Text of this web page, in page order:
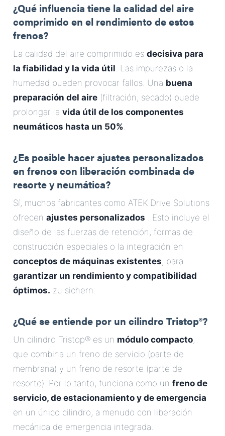
¿Qué influencia tiene la calidad del aire
comprimido en el rendimiento de estos
frenos?
La calidad del aire comprimido es decisiva para
la fiabilidad y la vida útil. Las impurezas o la
humedad pueden provocar fallos. Una buena
preparación del aire (filtración, secado) puede
prolongar la vida útil de los componentes
neumáticos hasta un 50%.
¿Es posible hacer ajustes personalizados
en frenos con liberación combinada de
resorte y neumática?
Sí, muchos fabricantes como ATEK Drive Solutions
ofrecen ajustes personalizados . Esto incluye el
diseño de las fuerzas de retención, formas de
construcción especiales o la integración en
conceptos de máquinas existentes, para
garantizar un rendimiento y compatibilidad
óptimos. zu sichern.
¿Qué se entiende por un cilindro Tristop®?
Un cilindro Tristop® es un módulo compacto,
que combina un freno de servicio (parte de
membrana) y un freno de resorte (parte de
resorte). Por lo tanto, funciona como un freno de
servicio, de estacionamiento y de emergencia
en un único cilindro, a menudo con liberación
mecánica de emergencia integrada.